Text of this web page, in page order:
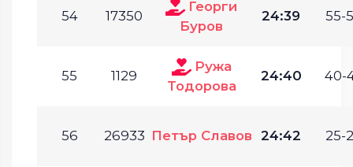
54 17350
Георги
Буров
24:39 55-
55 1129
Ружа
Тодорова
24:40 40-
56 26933 Петър Славов 24:42 25-